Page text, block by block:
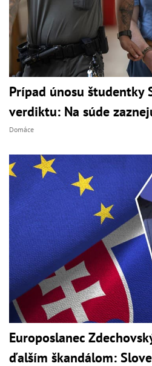
Prípad únosu študentky
verdiktu: Na súde
Domáce
Europoslanec
ďalším škandálom: